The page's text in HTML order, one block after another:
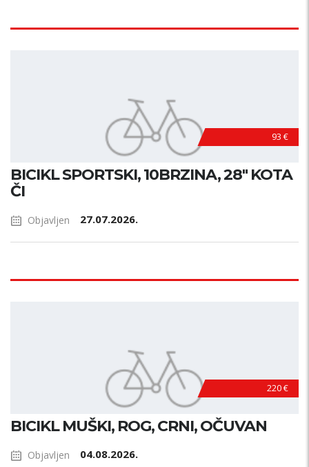
93 €
BICIKL SPORTSKI, 10BRZINA, 28" KOTA
ČI
Objavljen 27.07.2026.
220 €
BICIKL MUŠKI, ROG, CRNI, OČUVAN
Objavljen 04.08.2026.